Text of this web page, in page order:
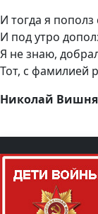
И тогда я
И под утро
Я не знаю,
Тот, с фамилией
Николай